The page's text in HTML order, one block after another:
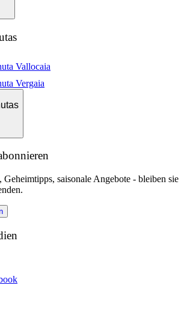
Vallocaia
Vergaia
saisonale Angebote - bleiben sie